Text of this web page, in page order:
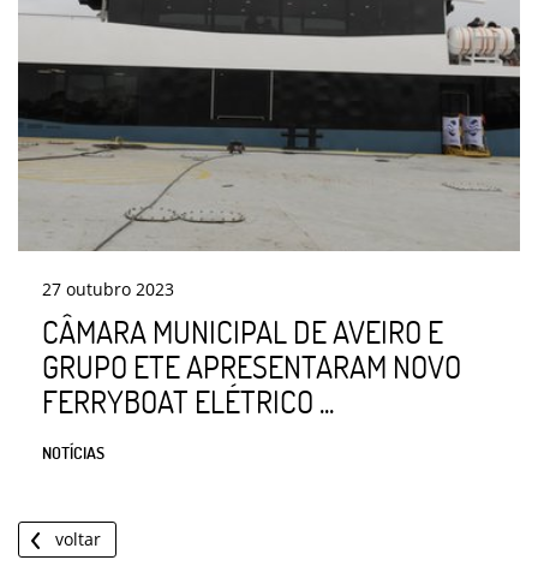
27 outubro 2023
CÂMARA MUNICIPAL DE AVEIRO E
GRUPO ETE APRESENTARAM NOVO
FERRYBOAT ELÉTRICO ...
NOTÍCIAS
voltar